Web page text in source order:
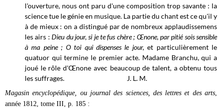
l'ouverture, nous ont paru d'une composition trop savante : la
science tue le génie en musique. La partie du chant est ce qu'il y
à de mieux : on a distingué par de nombreux applaudissemens
les airs :Dieu du jour, si je te fus chère ; Œnone, par pitié sois sensible
à ma peine ; O toi qui dispenses le jour,et particulièrement le
quatuor qui termine le premier acte. Madame Branchu, qui a
joué le rôle d'Œnone avec beaucoup de talent, a obtenu tous
les suffrages. J. L. M.
Magasin encyclopédique, ou journal des sciences, des lettres et des arts
année 1812, tome III, p. 185 :